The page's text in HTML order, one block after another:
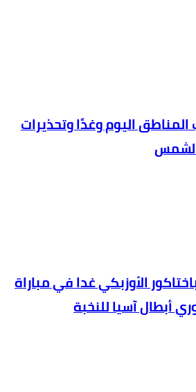
اليوم وغدًا وتحذيرات
الأوزبكي غدا في مباراة
أبطال آسيا للنخبة